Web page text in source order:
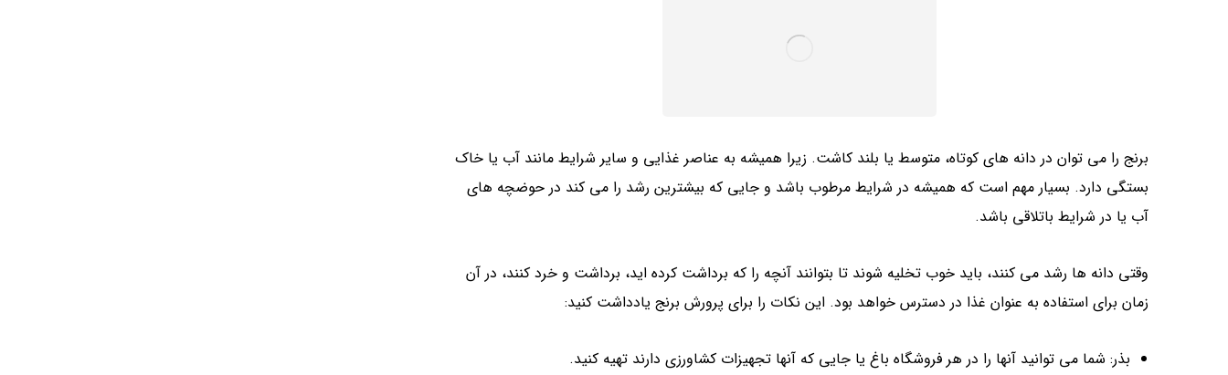
برنج را می توان در دانه های کوتاه، متوسط ​​یا بلند کاشت. زیرا همیشه به عناصر غذایی و سایر شرایط مانند آب یا خاک
بستگی دارد. بسیار مهم است که همیشه در شرایط مرطوب باشد و جایی که بیشترین رشد را می کند در حوضچه های
آب یا در شرایط باتلاقی باشد.
وقتی دانه ها رشد می کنند، باید خوب تخلیه شوند تا بتوانند آنچه را که برداشت کرده اید، برداشت و خرد کنند، در آن
زمان برای استفاده به عنوان غذا در دسترس خواهد بود. این نکات را برای پرورش برنج یادداشت کنید:
بذر: شما می توانید آنها را در هر فروشگاه باغ یا جایی که آنها تجهیزات کشاورزی دارند تهیه کنید.